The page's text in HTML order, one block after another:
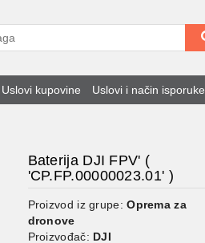
Uslovi kupovine Uslovi i način isporuke
Baterija DJI FPV' (
'CP.FP.00000023.01' )
Proizvod iz grupe:Oprema za
dronove
Proizvođač: DJI